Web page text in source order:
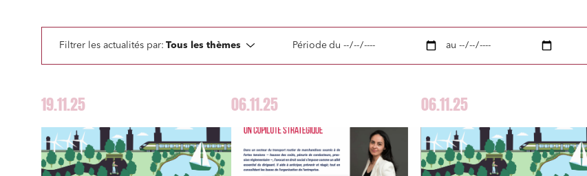
Filtrer les actualités par: Tous les thèmes Période du au
19.11.25 06.11.25 06.11.25